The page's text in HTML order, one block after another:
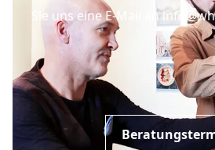
Sie uns eine E-Mail an